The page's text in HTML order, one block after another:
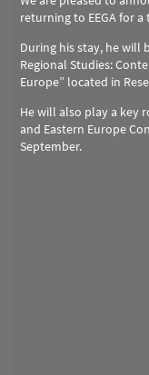
returning to EEGA for
During his stay, he will
Regional Studies:
Europe” located in
He will also play a key
and Eastern Europe
September.